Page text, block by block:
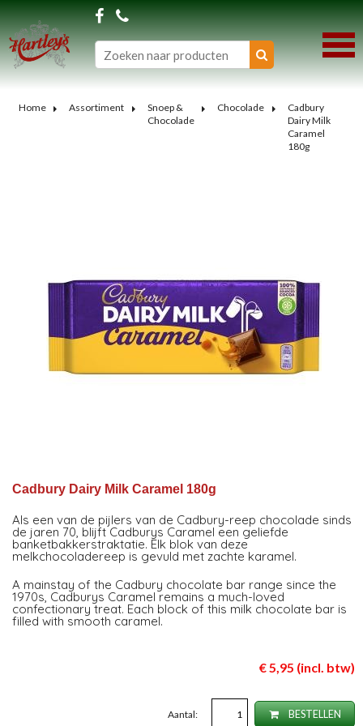
Home Assortiment
Snoep &
Chocolade
Chocolade
Cadbury
Dairy Milk
Caramel
180g
Cadbury Dairy Milk Caramel 180g
Als een van de pijlers van de Cadbury-reep chocolade sinds
de jaren 70, blijft Cadburys Caramel een geliefde
banketbakkerstraktatie. Elk blok van deze
melkchocoladereep is gevuld met zachte karamel.
A mainstay of the Cadbury chocolate bar range since the
1970s, Cadburys Caramel remains a much-loved
confectionary treat. Each block of this milk chocolate bar is
filled with smooth caramel.
€ 5,95 (incl. btw)
Aantal: BESTELLEN